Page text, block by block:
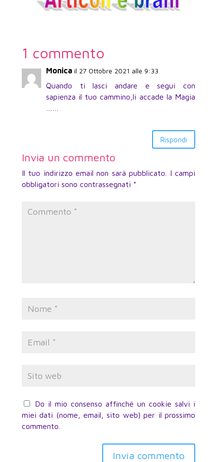
1 commento
Monica il 27 Ottobre 2021 alle 9:33
Quando ti lasci andare e segui con
sapienza il tuo cammino,li accade la Magia
Rispondi
Invia un commento
Il tuo indirizzo email non sarà pubblicato.
I campi
obbligatori sono contrassegnati *
Do il mio consenso affinché un cookie salvi i
miei dati (nome, email, sito web) per il prossimo
commento.
Invia commento